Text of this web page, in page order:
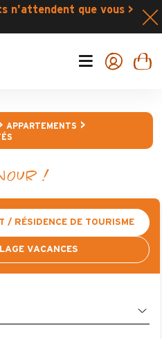
n'attendent que vous >
APPARTEMENTS
!
/ RÉSIDENCE DE TOURISME
VACANCES